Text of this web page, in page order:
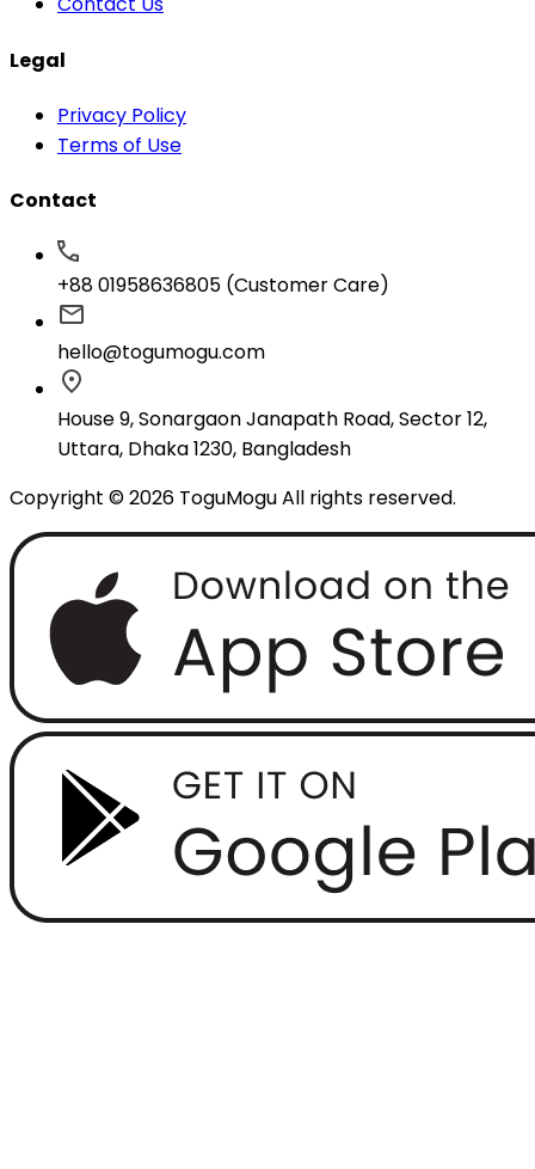
Legal
Privacy Policy
Terms of Use
Contact
+88 01958636805 (Customer Care)
hello@togumogu.com
House 9, Sonargaon Janapath Road, Sector 12,
Uttara, Dhaka 1230, Bangladesh
Copyright © 2026 ToguMogu All rights reserved.